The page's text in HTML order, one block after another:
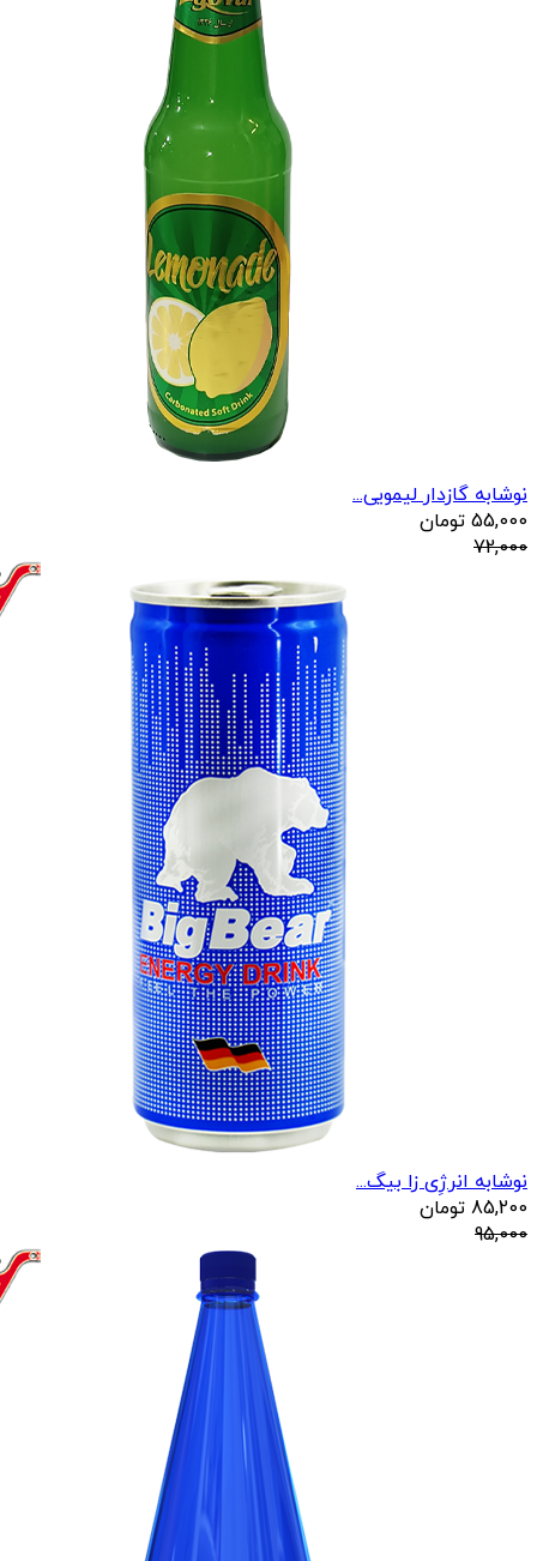
نوشابه گازدار لیمویی...
55,000 تومان
72,000
نوشابه انرژِی زا بیگ...
85,200 تومان
95,000